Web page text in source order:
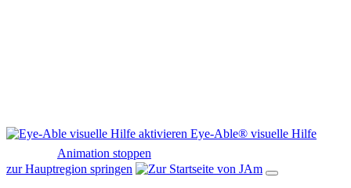
Eye-Able® visuelle Hilfe
Animation stoppen
zur Hauptregion springen